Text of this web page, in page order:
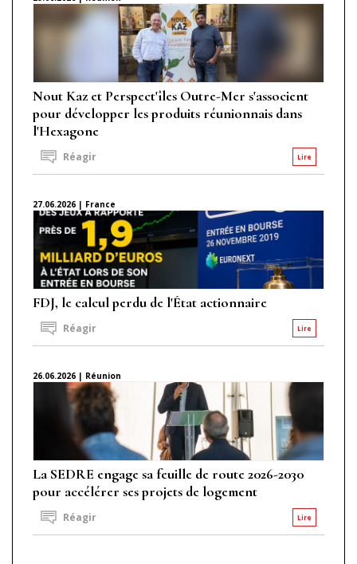
Nout Kaz et Perspect'îles Outre-Mer s'associent
pour développer les produits réunionnais dans
l'Hexagone
Lire
Réagir
27.06.2026 | France
FDJ, le calcul perdu de l'État actionnaire
Lire
Réagir
26.06.2026 | Réunion
La SEDRE engage sa feuille de route 2026-2030
pour accélérer ses projets de logement
Lire
Réagir